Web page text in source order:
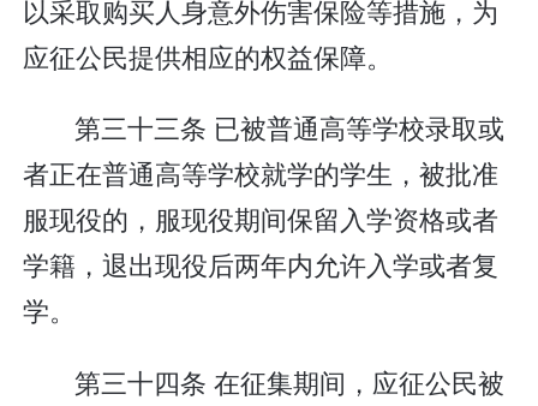
以采取购买人身意外伤害保险等措施，为
应征公民提供相应的权益保障。
第三十三条 已被普通高等学校录取或
者正在普通高等学校就学的学生，被批准
服现役的，服现役期间保留入学资格或者
学籍，退出现役后两年内允许入学或者复
学。
第三十四条 在征集期间，应征公民被